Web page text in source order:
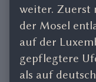
weiter. Zuerst
der Mosel
auf der
gepflegtere
als auf